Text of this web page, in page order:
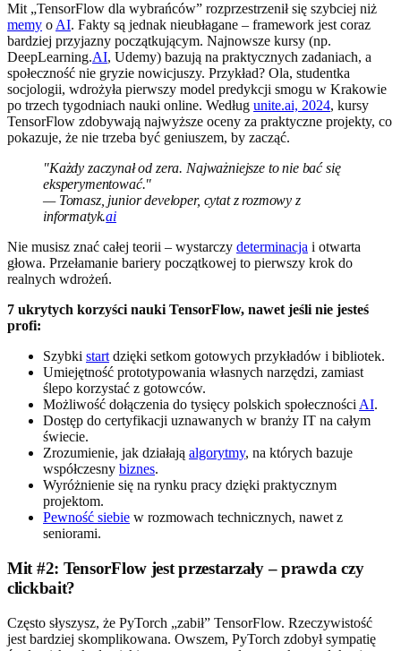
Mit „TensorFlow dla wybrańców” rozprzestrzenił się szybciej niż
memy o AI. Fakty są jednak nieubłagane – framework jest coraz
bardziej przyjazny początkującym. Najnowsze kursy (np.
DeepLearning.AI, Udemy) bazują na praktycznych zadaniach, a
społeczność nie gryzie nowicjuszy. Przykład? Ola, studentka
socjologii, wdrożyła pierwszy model predykcji smogu w Krakowie
po trzech tygodniach nauki online. Według unite.ai, 2024, kursy
TensorFlow zdobywają najwyższe oceny za praktyczne projekty, co
pokazuje, że nie trzeba być geniuszem, by zacząć.
"Każdy zaczynał od zera. Najważniejsze to nie bać się
eksperymentować."
— Tomasz, junior developer, cytat z rozmowy z
informatyk.ai
Nie musisz znać całej teorii – wystarczy determinacja i otwarta
głowa. Przełamanie bariery początkowej to pierwszy krok do
realnych wdrożeń.
7 ukrytych korzyści nauki TensorFlow, nawet jeśli nie jesteś
profi:
Szybki start dzięki setkom gotowych przykładów i bibliotek.
Umiejętność prototypowania własnych narzędzi, zamiast
ślepo korzystać z gotowców.
Możliwość dołączenia do tysięcy polskich społeczności AI.
Dostęp do certyfikacji uznawanych w branży IT na całym
świecie.
Zrozumienie, jak działają algorytmy, na których bazuje
współczesny biznes.
Wyróżnienie się na rynku pracy dzięki praktycznym
projektom.
Pewność siebie w rozmowach technicznych, nawet z
seniorami.
Mit #2: TensorFlow jest przestarzały – prawda czy
clickbait?
Często słyszysz, że PyTorch „zabił” TensorFlow. Rzeczywistość
jest bardziej skomplikowana. Owszem, PyTorch zdobył sympatię